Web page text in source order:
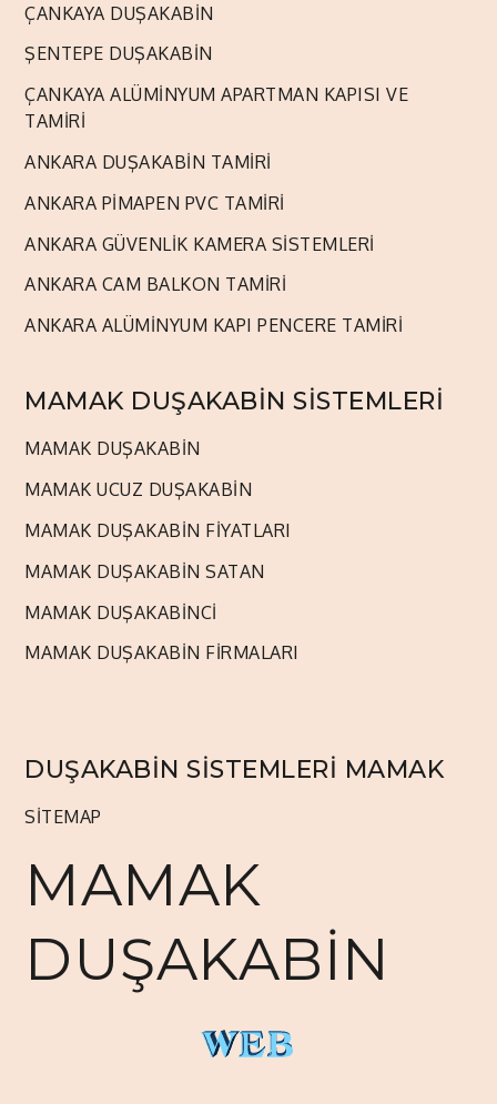
ÇANKAYA DUŞAKABİN
ŞENTEPE DUŞAKABİN
ÇANKAYA ALÜMİNYUM APARTMAN KAPISI VE
TAMİRİ
ANKARA DUŞAKABİN TAMİRİ
ANKARA PİMAPEN PVC TAMİRİ
ANKARA GÜVENLİK KAMERA SİSTEMLERİ
ANKARA CAM BALKON TAMİRİ
ANKARA ALÜMİNYUM KAPI PENCERE TAMİRİ
MAMAK DUŞAKABİN SİSTEMLERİ
MAMAK DUŞAKABİN
MAMAK UCUZ DUŞAKABİN
MAMAK DUŞAKABİN FİYATLARI
MAMAK DUŞAKABİN SATAN
MAMAK DUŞAKABİNCİ
MAMAK DUŞAKABİN FİRMALARI
DUŞAKABİN SİSTEMLERİ MAMAK
SİTEMAP
MAMAK
DUŞAKABİN